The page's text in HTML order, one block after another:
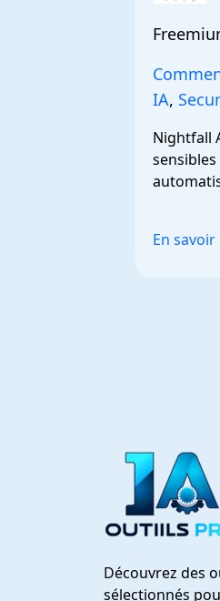
IA,
Nightfall
En savoir
Découvrez des
sélectionnés